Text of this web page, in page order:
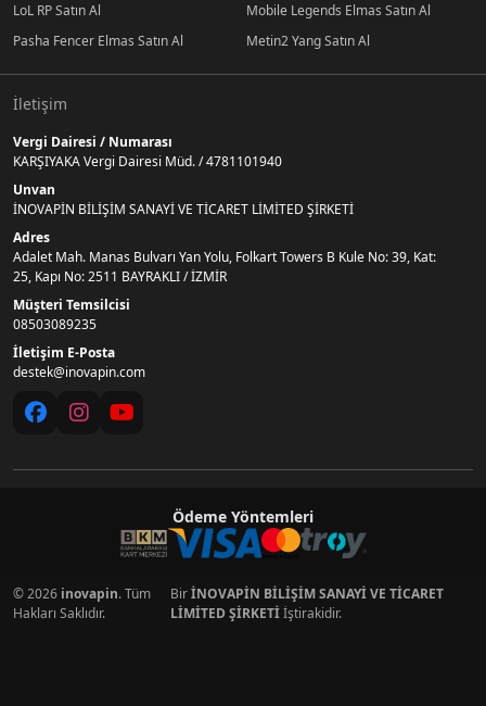
LoL RP Satın Al
Mobile Legends Elmas Satın Al
Pasha Fencer Elmas Satın Al
Metin2 Yang Satın Al
İletişim
Vergi Dairesi / Numarası
KARŞIYAKA Vergi Dairesi Müd. / 4781101940
Unvan
İNOVAPİN BİLİŞİM SANAYİ VE TİCARET LİMİTED ŞİRKETİ
Adres
Adalet Mah. Manas Bulvarı Yan Yolu, Folkart Towers B Kule No: 39, Kat:
25, Kapı No: 2511 BAYRAKLI / İZMİR
Müşteri Temsilcisi
08503089235
İletişim E-Posta
destek@inovapin.com
Ödeme Yöntemleri
© 2026 inovapin. Tüm
Hakları Saklıdır.
BirİNOVAPİN BİLİŞİM SANAYİ VE TİCARET
LİMİTED ŞİRKETİİştirakidir.